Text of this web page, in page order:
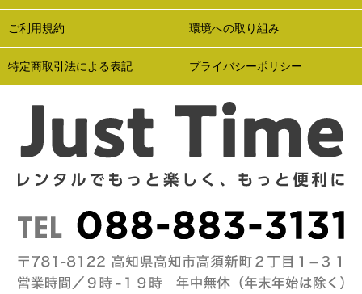
ご利用規約 環境への取り組み
特定商取引法による表記 プライバシーポリシー